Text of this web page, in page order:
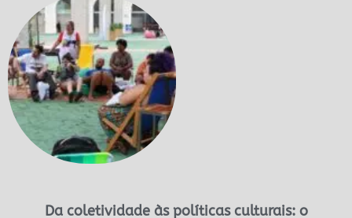
Da coletividade às políticas culturais: o